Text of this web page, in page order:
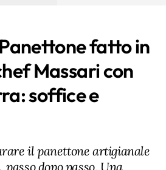
fatto in
Massari con
soffice e
il panettone artigianale
dopo passo. Una